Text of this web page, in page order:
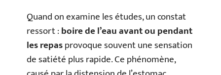
Quand on examine les études, un constat
ressort :boire de l’eau avant ou pendant
les repasprovoque souvent une sensation
de satiété plus rapide. Ce phénomène,